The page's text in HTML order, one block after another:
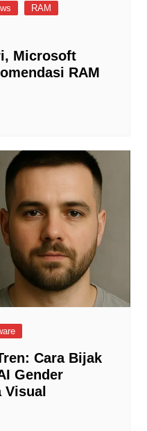
RAM
Microsoft
RAM
Cara Bijak
Gender
Visual